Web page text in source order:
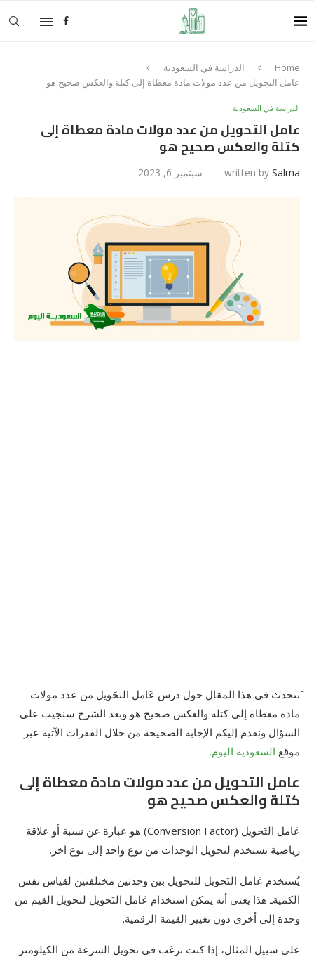
Home
الدراسة في السعودية
عامل التحويل من عدد مولات مادة معطاة إلى كتلة والعكس صحيح هو
الدراسة في السعودية
عامل التحويل من عدد مولات مادة معطاة إلى
كتلة والعكس صحيح هو
written by Salma سبتمبر 6, 2023
َنتحدث في هذا المقال حول درس عَامل التحَويل من عدد مولات
مادة معطاة إلى كتلة والعكس صحيح هو وبعد الشرح سنجيب على
السؤال ونقدم إليكم الإجابة الصحيحة من خلال الفقرات الآتية عبر
موقع السعودية اليوم.
عامل التحويل من عدد مولات مادة معطاة إلى
كتلة والعكس صحيح هو
عَامل التَحويل (Conversion Factor) هو عبارة عن نسبة أو علاقة
رياضية تستخدم لتحويل الوحدات من نوع واحد إلى نوع آخر.
يُستخدم عَامل التَحويل للتحويل بين وحدتين مختلفتين لقياس نفس
الكميةـ هذا يعني أنه يمكن استخدام عَامل التَحويل لتحويل القيم من
وحدة إلى أخرى دون تغيير القيمة الرقمية.
على سبيل المثال، إذا كنت ترغب في تحويل السرعة من الكيلومتر